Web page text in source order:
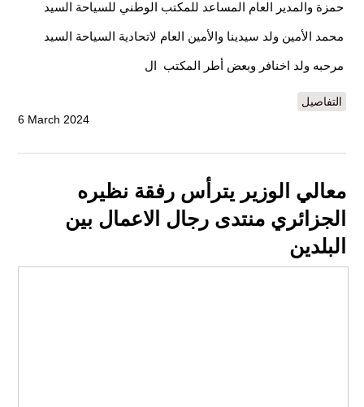
حمزة والمدير العام المساعد للمكتب الوطني للسياحة السيد
محمد الأمين ولد سيدينا والأمين العام لاتحادية السياحة السيد
مرحبه ولد اخنافر وبعض أطر المكتب ال
التفاصيل
6 March 2024
معالي الوزير يترأس رفقة نظيره
الجزائري منتدى رجال الاعمال بين
البلدين